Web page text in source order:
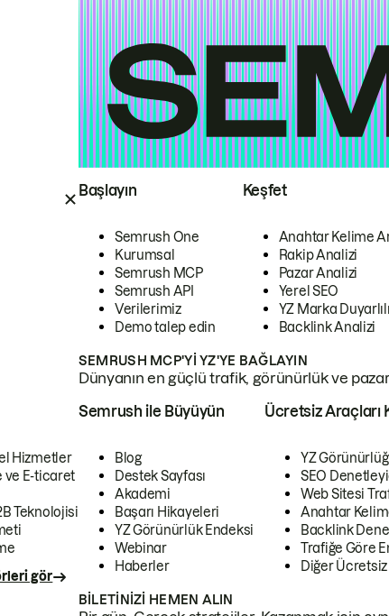
Başlayın
Semrush One
Kurumsal
Semrush MCP
Semrush API
Verilerimiz
Demo talep edin
Keşfet
Anahtar Kelime
Rakip Analizi
Pazar Analizi
Yerel SEO
YZ Marka
Backlink Analizi
SEMRUSH MCP'YI YZ'YE BAĞLAYIN
Dünyanın en güçlü trafik, görünürlük ve
Hizmetler
ve E-ticaret
Teknolojisi
gör
Semrush ile Büyüyün
Blog
Destek Sayfası
Akademi
Başarı Hikayeleri
YZ Görünürlük Endeksi
Webinar
Haberler
Ücretsiz Araçları
YZ
SEO
Web Sitesi
Anahtar
Backlink
Trafiğe Göre
Diğer
BILETINIZI HEMEN ALIN